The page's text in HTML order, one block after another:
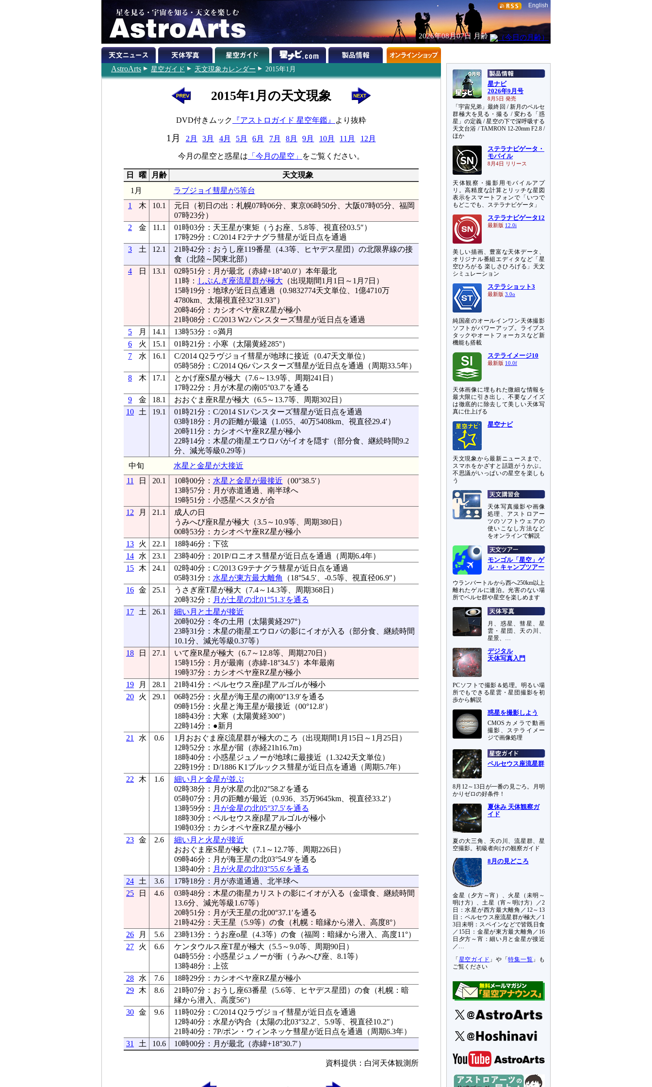
English
2026年08月07日 月齢
AstroArts 星空ガイド 天文現象カレンダー 2015年1月
2015年1月の天文現象
DVD付きムック 『アストロガイド 星空年鑑』 より抜粋
1月 2月 3月 4月 5月 6月 7月 8月 9月 10月 11月 12月
今月の星空と惑星は 「今月の星空」 をご覧ください。
日 曜 月齢
天文現象
1月
ラブジョイ彗星が5等台
1
木 10.1
元日（初日の出：札幌07時06分、東京06時50分、大阪07時05分、福岡
07時23分）
2
金 11.1
01時03分：天王星が東矩（うお座、5.8等、視直径03.5″）
17時29分：C/2014 F2テナグラ彗星が近日点を通過
3
土 12.1
21時42分：おうし座119番星（4.3等、ヒヤデス星団）の北限界線の接
食（北陸～関東北部）
4
日 13.1
02時51分：月が最北（赤緯+18°40.0′）本年最北
11時： しぶんぎ座流星群が極大 （出現期間1月1日～1月7日）
15時19分：地球が近日点通過（0.9832774天文単位、1億4710万
4780km、太陽視直径32′31.93″）
20時46分：カシオペヤ座RZ星が極小
21時08分：C/2013 W2パンスターズ彗星が近日点を通過
5
月 14.1
13時53分：○満月
6
火 15.1
01時21分：小寒（太陽黄経285°）
7
水 16.1
C/2014 Q2ラヴジョイ彗星が地球に接近（0.47天文単位）
05時58分：C/2014 Q6パンスターズ彗星が近日点を通過（周期33.5年）
8
木 17.1
とかげ座S星が極大（7.6～13.9等、周期241日）
17時22分：月が木星の南05°03.7′を通る
9
金 18.1
おおぐま座R星が極大（6.5～13.7等、周期302日）
10
土 19.1
01時21分：C/2014 S1パンスターズ彗星が近日点を通過
03時18分：月の距離が最遠（1.055、40万5408km、視直径29.4′）
20時11分：カシオペヤ座RZ星が極小
22時14分：木星の衛星エウロパがイオを隠す（部分食、継続時間9.2
分、減光等級0.29等）
中旬
水星と金星が大接近
11
日 20.1 10時00分： 水星と金星が最接近 （00°38.5′）
13時57分：月が赤道通過、南半球へ
19時51分：小惑星ベスタが合
12
月 21.1
成人の日
うみへび座R星が極大（3.5～10.9等、周期380日）
00時53分：カシオペヤ座RZ星が極小
13
火 22.1
18時46分：下弦
14
水 23.1
23時40分：201P/ロニオス彗星が近日点を通過（周期6.4年）
15
木 24.1
02時40分：C/2013 G9テナグラ彗星が近日点を通過
05時31分： 水星が東方最大離角 （18°54.5′、-0.5等、視直径06.9″）
16 金 25.1
うさぎ座T星が極大（7.4～14.3等、周期368日）
20時32分： 月が土星の北01°51.3′を通る
17
土 26.1
細い月と土星が接近
20時02分：冬の土用（太陽黄経297°）
23時31分：木星の衛星エウロパの影にイオが入る（部分食、継続時間
10.1分、減光等級0.37等）
18
日 27.1
いて座R星が極大（6.7～12.8等、周期270日）
15時15分：月が最南（赤緯-18°34.5′）本年最南
19時37分：カシオペヤ座RZ星が極小
19
月 28.1
21時41分：ペルセウス座β星アルゴルが極小
20
火 29.1
06時25分：火星が海王星の南00°13.9′を通る
09時15分：火星と海王星が最接近（00°12.8′）
18時43分：大寒（太陽黄経300°）
22時14分：●新月
21
水 0.6
1月おおぐま座ξ流星群が極大のころ（出現期間1月15日～1月25日）
12時52分：水星が留（赤経21h16.7m）
18時40分：小惑星ジュノーが地球に最接近（1.3242天文単位）
22時19分：D/1886 K1ブルックス彗星が近日点を通過（周期5.7年）
22
木 1.6
細い月と金星が並ぶ
02時38分：月が水星の北02°58.2′を通る
05時07分：月の距離が最近（0.936、35万9645km、視直径33.2′）
13時59分： 月が金星の北05°37.5′を通る
18時30分：ペルセウス座β星アルゴルが極小
19時03分：カシオペヤ座RZ星が極小
23 金 2.6
細い月と火星が接近
おおぐま座S星が極大（7.1～12.7等、周期226日）
09時46分：月が海王星の北03°54.9′を通る
13時40分： 月が火星の北03°55.6′を通る
24
土 3.6
17時18分：月が赤道通過、北半球へ
25
日 4.6
03時48分：木星の衛星カリストの影にイオが入る（金環食、継続時間
13.6分、減光等級1.67等）
20時51分：月が天王星の北00°37.1′を通る
21時42分：天王星（5.9等）の食（札幌：暗縁から潜入、高度8°）
26
月 5.6
23時13分：うお座ο星（4.3等）の食（福岡：暗縁から潜入、高度11°）
27
火 6.6
ケンタウルス座T星が極大（5.5～9.0等、周期90日）
04時55分：小惑星ジュノーが衝（うみへび座、8.1等）
13時48分：上弦
28
水 7.6
18時29分：カシオペヤ座RZ星が極小
29
木 8.6
21時07分：おうし座63番星（5.6等、ヒヤデス星団）の食（札幌：暗
縁から潜入、高度56°）
30 金 9.6
11時02分：C/2014 Q2ラヴジョイ彗星が近日点を通過
12時40分：水星が内合（太陽の北03°32.2′、5.9等、視直径10.2″）
21時40分：7P/ポン・ウィンネッケ彗星が近日点を通過（周期6.3年）
31
土 10.6 10時00分：月が最北（赤緯+18°30.7′）
資料提供：白河天体観測所
星ナビ
2026年9月号
8月5日 発売
「宇宙兄弟」最終回 / 新月のペルセ
群極大を見る・撮る / 変わる「惑
星」の定義 / 星空の下で深呼吸する
天文台浴 / TAMRON 12-20mm F2.8 /
ほか
ステラナビゲータ・
モバイル
8月4日 リリース
天体観察・撮影用モバイルアプ
リ。高精度な計算とリッチな星図
表示をスマートフォンで「いつで
もどこでも、ステラナビゲータ」
ステラナビゲータ12
最新版 12.0i
美しい描画、豊富な天体データ、
オリジナル番組エディタなど「星
空ひろがる 楽しさひろげる」天文
シミュレーション
ステラショット3
最新版 3.0o
純国産のオールインワン天体撮影
ソフトがパワーアップ。ライブス
タックやオートフォーカスなど新
機能も搭載
ステライメージ10
最新版 10.0f
天体画像に埋もれた微細な情報を
最大限に引き出し、不要なノイズ
は徹底的に除去して美しい天体写
真に仕上げる
星空ナビ
天文現象から最新ニュースまで、
スマホをかざすと話題がうかぶ。
不思議がいっぱいの星空を楽しも
う
天体写真撮影や画像
処理、アストロアー
ツのソフトウェアの
使いこなし方法など
をオンラインで解説
モンゴル「星空」ゲ
ル・キャンプツアー
ウランバートルから西へ250km以上
離れたゲルに連泊。光害のない場
所でペルセ群や星空を楽しめます
月、惑星、彗星、星
雲・星団、天の川、
星景、…
デジタル
天体写真入門
PCソフトで撮影＆処理。明るい場
所でもできる星雲・星団撮影を初
歩から解説
惑星を撮影しよう
CMOSカメラで動画
撮影、ステライメー
ジで画像処理
ペルセウス座流星群
8月12～13日が一番の見ごろ。月明
かりゼロの好条件！
夏休み 天体観察ガ
イド
夏の大三角、天の川、流星群、星
空撮影。初級者向けの観察ガイド
8月の見どころ
金星（夕方～宵）、火星（未明～
明け方）、土星（宵～明け方）／2
日：水星が西方最大離角／12～13
日：ペルセウス座流星群が極大／1
3日未明：スペインなどで皆既日食
／15日：金星が東方最大離角／16
日夕方～宵：細い月と金星が接近
／…
「 星空ガイド 」や「特集一覧 」も
ご覧ください